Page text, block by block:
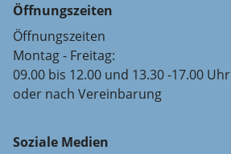
Öffnungszeiten
Öffnungszeiten
Montag - Freitag:
09.00 bis 12.00 und 13.30 -17.00 Uhr
oder nach Vereinbarung
Soziale Medien